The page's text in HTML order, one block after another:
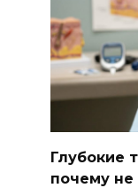
Глубокие
почему не